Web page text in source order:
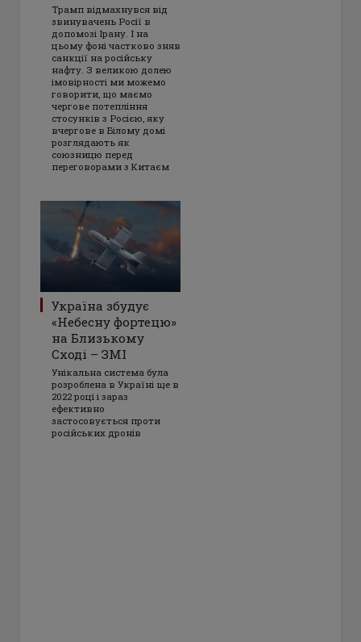
Трамп відмахнувся від
звинувачень Росії в
допомозі Ірану. І на
цьому фоні частково зняв
санкції на російську
нафту. З великою долею
імовірності ми можемо
говорити, що маємо
чергове потепління
стосунків з Росією, яку
вчергове в Білому домі
розглядають як
союзницю перед
переговорами з Китаєм
Україна збудує
«Небесну фортецю»
на Близькому
Сході – ЗМІ
Унікальна система була
розроблена в Україні ще в
2022 році і зараз
ефективно
застосовується проти
російських дронів